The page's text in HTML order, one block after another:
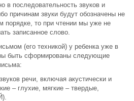
в последовательность звуков и
причинам звуки будут обозначены не
порядке, то при чтении мы уже не
записанное слово.
(его техникой) у ребенка уже в
быть сформированы следующие
речи, включая акустически и
– глухие, мягкие – твердые,